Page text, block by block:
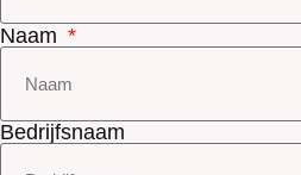
Naam
Bedrijfsnaam